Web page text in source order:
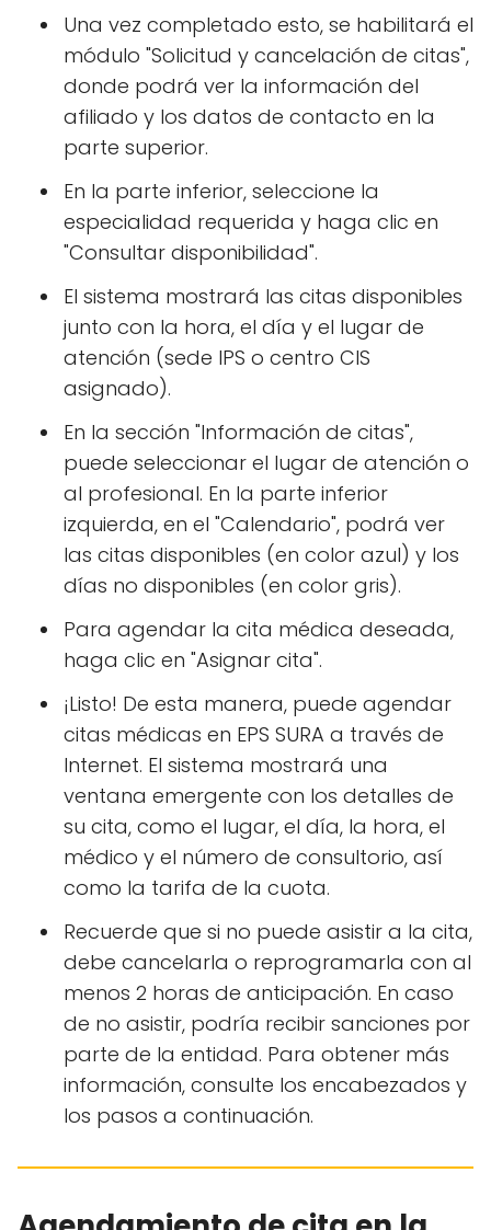
Una vez completado esto, se habilitará el
módulo "Solicitud y cancelación de citas",
donde podrá ver la información del
afiliado y los datos de contacto en la
parte superior.
En la parte inferior, seleccione la
especialidad requerida y haga clic en
"Consultar disponibilidad".
El sistema mostrará las citas disponibles
junto con la hora, el día y el lugar de
atención (sede IPS o centro CIS
asignado).
En la sección "Información de citas",
puede seleccionar el lugar de atención o
al profesional. En la parte inferior
izquierda, en el "Calendario", podrá ver
las citas disponibles (en color azul) y los
días no disponibles (en color gris).
Para agendar la cita médica deseada,
haga clic en "Asignar cita".
¡Listo! De esta manera, puede agendar
citas médicas en EPS SURA a través de
Internet. El sistema mostrará una
ventana emergente con los detalles de
su cita, como el lugar, el día, la hora, el
médico y el número de consultorio, así
como la tarifa de la cuota.
Recuerde que si no puede asistir a la cita,
debe cancelarla o reprogramarla con al
menos 2 horas de anticipación. En caso
de no asistir, podría recibir sanciones por
parte de la entidad. Para obtener más
información, consulte los encabezados y
los pasos a continuación.